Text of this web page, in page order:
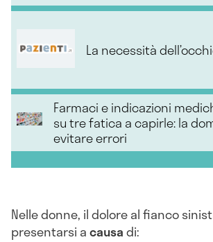
La necessità
Farmaci e indicazioni
su tre fatica a capirle: la
evitare errori
Nelle donne, il dolore al fianco
presentarsi acausadi: